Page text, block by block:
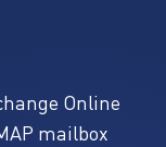
Online
mailbox